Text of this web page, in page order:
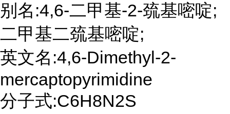
别名:4,6-二甲基-2-巯基嘧啶;
二甲基二巯基嘧啶;
英文名:4,6-Dimethyl-2-
mercaptopyrimidine
分子式:C6H8N2S